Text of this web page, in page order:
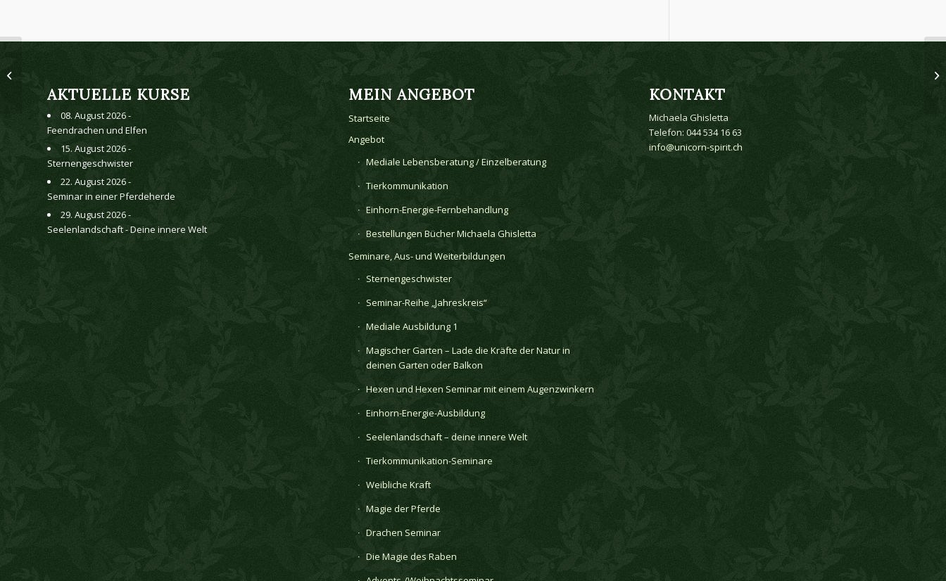
AKTUELLE KURSE
08. August 2026 -
Feendrachen und Elfen
15. August 2026 -
Sternengeschwister
22. August 2026 -
Seminar in einer Pferdeherde
29. August 2026 -
Seelenlandschaft - Deine innere Welt
MEIN ANGEBOT
Startseite
Angebot
Mediale Lebensberatung / Einzelberatung
Tierkommunikation
Einhorn-Energie-Fernbehandlung
Bestellungen Bücher Michaela Ghisletta
Seminare, Aus- und Weiterbildungen
Sternengeschwister
Seminar-Reihe „Jahreskreis“
Mediale Ausbildung 1
Magischer Garten – Lade die Kräfte der Natur in
deinen Garten oder Balkon
Hexen und Hexen Seminar mit einem Augenzwinkern
Einhorn-Energie-Ausbildung
Seelenlandschaft – deine innere Welt
Tierkommunikation-Seminare
Weibliche Kraft
Magie der Pferde
Drachen Seminar
Die Magie des Raben
KONTAKT
Michaela Ghisletta
Telefon: 044 534 16 63
info@unicorn-spirit.ch
Raunächte – Eine Zeit
voller Magie